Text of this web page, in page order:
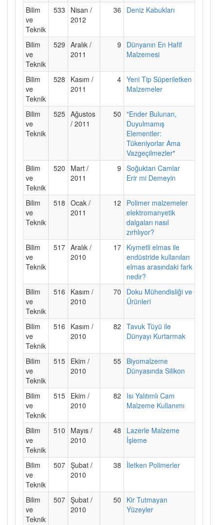
Bilim
ve
Teknik
533
Nisan /
2012
36 Deniz Kabukları
Bilim
ve
Teknik
529 Aralık /
2011
9
Dünyanın En Hafif
Malzemesi
Bilim
ve
Teknik
528
Kasım /
2011
4 Yeni Tip Süperiletken
Malzemeler
Bilim
ve
Teknik
525 Ağustos
/ 2011
50 "Ender Bulunan,
Duyulmamış
Elementler:
Tükeniyorlar Ama
Vazgeçilmezler"
Bilim
ve
Teknik
520
Mart /
2011
9 Soğuktan Camlar
Erir mi Demeyin
Bilim
ve
Teknik
518 Ocak /
2011
12
Polimer malzemeler
elektromanyetik
dalgaları nasıl
zırhlıyor?
Bilim
ve
Teknik
517 Aralık /
2010
17 Kıymetli elmas ile
endüstride kullanılan
elmas arasındaki fark
nedir?
Bilim
ve
Teknik
516
Kasım /
2010
70
Doku Mühendisliği ve
Ürünleri
Bilim
ve
Teknik
516
Kasım /
2010
82 Tavuk Tüyü ile
Dünyayı Kurtarmak
Bilim
ve
Teknik
515 Ekim /
2010
55 Biyomalzeme
Dünyasında Silikon
Bilim
ve
Teknik
515 Ekim /
2010
82
Isı Yalıtımlı Cam
Malzeme Kullanımı
Bilim
ve
Teknik
510
Mayıs /
2010
48
Lazerle Malzeme
İşleme
Bilim
ve
Teknik
507 Şubat /
2010
38 İletken Polimerler
Bilim
ve
Teknik
507 Şubat /
2010
50
Kir Tutmayan
Yüzeyler